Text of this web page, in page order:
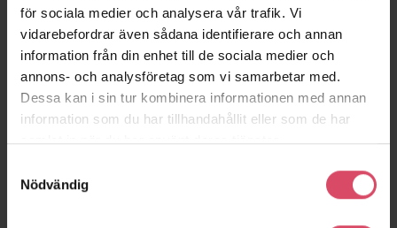
för sociala medier och analysera vår trafik. Vi
vidarebefordrar även sådana identifierare och annan
information från din enhet till de sociala medier och
annons- och analysföretag som vi samarbetar med.
Dessa kan i sin tur kombinera informationen med annan
information som du har tillhandahållit eller som de har
samlat in när du har använt deras tjänster.
Nödvändig
Kv Piloten
Örebro
Torpaskolan
Jönköping